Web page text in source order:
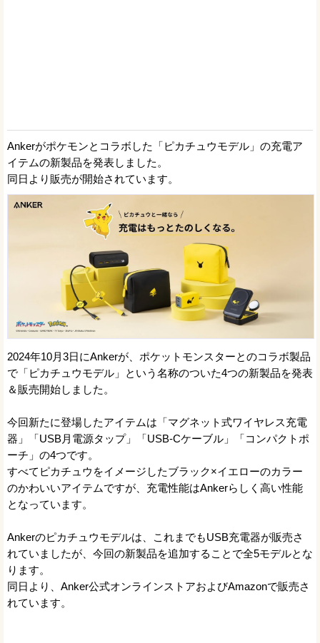
Ankerがポケモンとコラボした「ピカチュウモデル」の充電ア
イテムの新製品を発表しました。
同日より販売が開始されています。
2024年10月3日にAnkerが、ポケットモンスターとのコラボ製品
で「ピカチュウモデル」という名称のついた4つの新製品を発表
＆販売開始しました。
今回新たに登場したアイテムは「マグネット式ワイヤレス充電
器」「USB月電源タップ」「USB-Cケーブル」「コンパクトポ
ーチ」の4つです。
すべてピカチュウをイメージしたブラック×イエローのカラー
のかわいいアイテムですが、充電性能はAnkerらしく高い性能
となっています。
Ankerのピカチュウモデルは、これまでもUSB充電器が販売さ
れていましたが、今回の新製品を追加することで全5モデルとな
ります。
同日より、Anker公式オンラインストアおよびAmazonで販売さ
れています。